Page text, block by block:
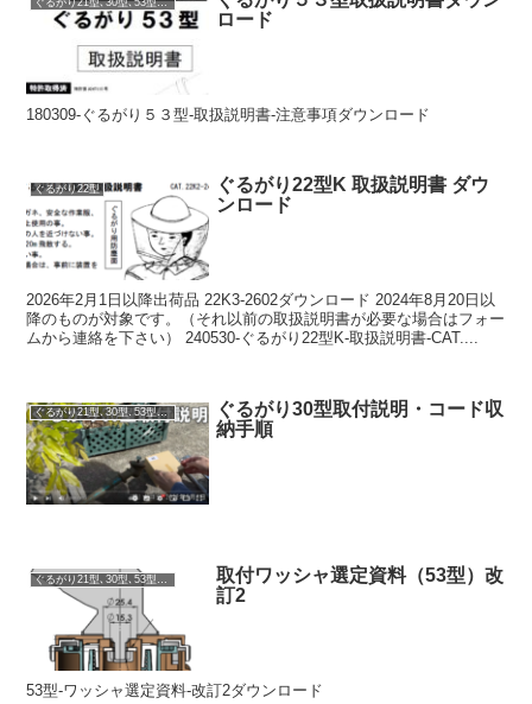
ぐるがり21型､30型､53型､51型､60型
ロード
180309-ぐるがり５３型-取扱説明書-注意事項ダウンロード
ぐるがり22型
ぐるがり22型K 取扱説明書 ダウ
ンロード
2026年2月1日以降出荷品 22K3-2602ダウンロード 2024年8月20日以
降のものが対象です。（それ以前の取扱説明書が必要な場合はフォー
ムから連絡を下さい） 240530-ぐるがり22型K-取扱説明書-CAT....
ぐるがり21型､30型､53型､51型､60型
ぐるがり30型取付説明・コード収
納手順
取付ワッシャ選定資料（53型）改
訂2
53型-ワッシャ選定資料-改訂2ダウンロード